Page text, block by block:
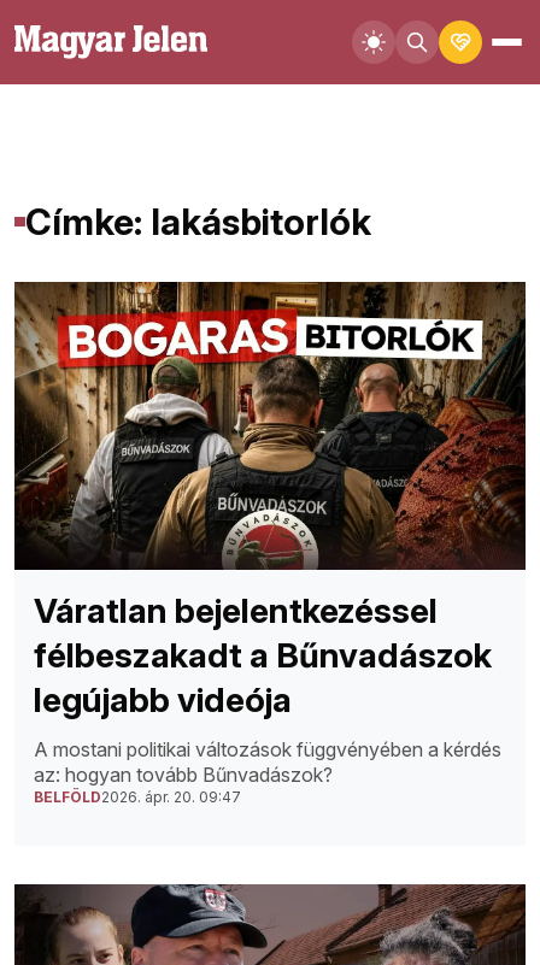
Címke: lakásbitorlók
Váratlan bejelentkezéssel
félbeszakadt a Bűnvadászok
legújabb videója
A mostani politikai változások függvényében a kérdés
az: hogyan tovább Bűnvadászok?
BELFÖLD2026. ápr. 20. 09:47